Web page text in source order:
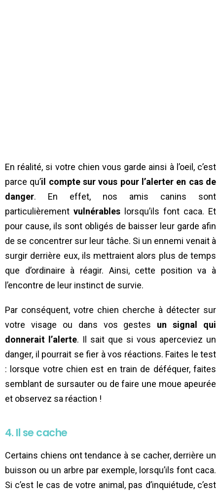
En réalité, si votre chien vous garde ainsi à l’oeil, c’est
parce qu’il compte sur vous pour l’alerter en cas de
danger. En effet, nos amis canins sont
particulièrement vulnérables lorsqu’ils font caca. Et
pour cause, ils sont obligés de baisser leur garde afin
de se concentrer sur leur tâche. Si un ennemi venait à
surgir derrière eux, ils mettraient alors plus de temps
que d’ordinaire à réagir. Ainsi, cette position va à
l’encontre de leur instinct de survie.
Par conséquent, votre chien cherche à détecter sur
votre visage ou dans vos gestes un signal qui
donnerait l’alerte. Il sait que si vous aperceviez un
danger, il pourrait se fier à vos réactions. Faites le test
: lorsque votre chien est en train de déféquer, faites
semblant de sursauter ou de faire une moue apeurée
et observez sa réaction !
4. Il se cache
Certains chiens ont tendance à se cacher, derrière un
buisson ou un arbre par exemple, lorsqu’ils font caca.
Si c’est le cas de votre animal, pas d’inquiétude, c’est